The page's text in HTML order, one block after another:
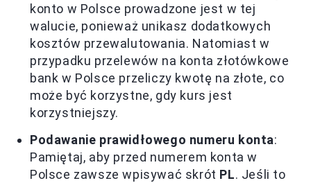
konto w Polsce prowadzone jest w tej
walucie, ponieważ unikasz dodatkowych
kosztów przewalutowania. Natomiast w
przypadku przelewów na konta złotówkowe
bank w Polsce przeliczy kwotę na złote, co
może być korzystne, gdy kurs jest
korzystniejszy.
Podawanie prawidłowego numeru konta:
Pamiętaj, aby przed numerem konta w
Polsce zawsze wpisywać skrót PL. Jeśli to